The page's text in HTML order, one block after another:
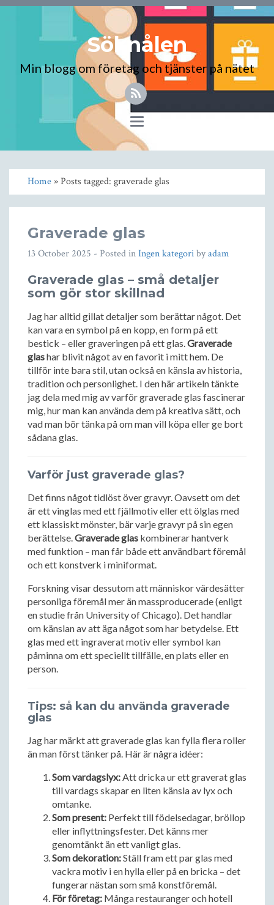
Söknålen
Min blogg om företag och tjänster på nätet
Toggle
navigation
Home» Posts tagged: graverade glas
Graverade glas
13 October 2025 - Posted inIngen kategoribyadam
Graverade glas – små detaljer
som gör stor skillnad
Jag har alltid gillat detaljer som berättar något. Det
kan vara en symbol på en kopp, en form på ett
bestick – eller graveringen på ett glas.Graverade
glashar blivit något av en favorit i mitt hem. De
tillför inte bara stil, utan också en känsla av historia,
tradition och personlighet. I den här artikeln tänkte
jag dela med mig av varför graverade glas fascinerar
mig, hur man kan använda dem på kreativa sätt, och
vad man bör tänka på om man vill köpa eller ge bort
sådana glas.
Varför just graverade glas?
Det finns något tidlöst över gravyr. Oavsett om det
är ett vinglas med ett fjällmotiv eller ett ölglas med
ett klassiskt mönster, bär varje gravyr på sin egen
berättelse.Graverade glas kombinerar hantverk
med funktion – man får både ett användbart föremål
och ett konstverk i miniformat.
Forskning visar dessutom att människor värdesätter
personliga föremål mer än massproducerade (enligt
en studie från University of Chicago). Det handlar
om känslan av att äga något som har betydelse. Ett
glas med ett ingraverat motiv eller symbol kan
påminna om ett speciellt tillfälle, en plats eller en
person.
Tips: så kan du använda graverade
glas
Jag har märkt att graverade glas kan fylla flera roller
än man först tänker på. Här är några idéer:
Som vardagslyx:Att dricka ur ett graverat glas
till vardags skapar en liten känsla av lyx och
omtanke.
Som present: Perfekt till födelsedagar, bröllop
eller inflyttningsfester. Det känns mer
genomtänkt än ett vanligt glas.
Som dekoration:Ställ fram ett par glas med
vackra motiv i en hylla eller på en bricka – det
fungerar nästan som små konstföremål.
För företag: Många restauranger och hotell